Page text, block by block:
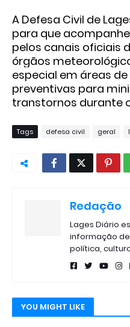
A Defesa Civil de
para que
pelos canais oficiais
órgãos
especial em áreas
preventivas para
transtornos durante
Tags defesa civil geral
Redação
Lages Diário
informação
política,
YOU MIGHT LIKE